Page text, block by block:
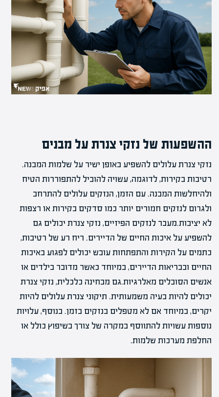
ההשפעות של נזקי צנרת על מבנים
נזקי צנרת עלולים להשפיע באופן ישיר על שלמות המבנה.
רטיבות בקירות, לדוגמה, עשויה להוביל להתפוררות הטיח
ולהיחלשות המבנה. עם הזמן, הנזקים עלולים להתרחב
ולגרום לנזקים חמורים יותר כמו סדקים בקירות או רצפות
לא יציבות.מעבר לנזקים הפיזיים, נזקי צנרת יכולים גם
להשפיע על איכות החיים של הדיירים. ריח רע של רטיבות,
כתמים על הקירות והתפתחות עובש יכולים לפגוע באיכות
החיים ובבריאות הדיירים, במיוחד כאשר מדובר בילדים או
אנשים הסובלים מאלרגיות.גם מבחינה כלכלית, נזקי צנרת
יכולים להיות בעיה משמעותית. תיקוני צנרת עלולים להיות
יקרים, במיוחד אם לא מטפלים בנזקים בזמן. בנוסף, עלויות
נוספות עשויות להתווסף במקרה של צורך בשיפוץ כולל או
החלפת מערכות שלמות.